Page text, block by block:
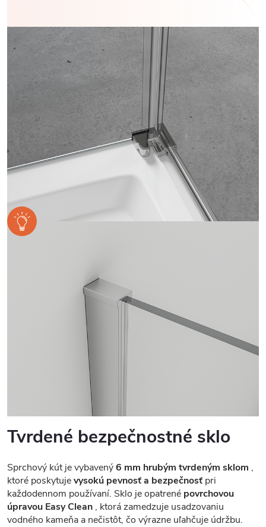
Tvrdené bezpečnostné sklo
Sprchový kút je vybavený6 mm hrubým tvrdeným sklom ,
ktoré poskytujevysokú pevnosť a bezpečnosť pri
každodennom používaní. Sklo je opatrené povrchovou
úpravou Easy Clean , ktorá zamedzuje usadzovaniu
vodného kameňa a nečistôt, čo výrazne uľahčuje údržbu.